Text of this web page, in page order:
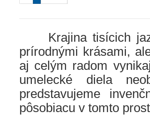
Krajina tisícich
prírodnými krásami,
aj celým radom
umelecké diela
predstavujeme
pôsobiacu v tomto